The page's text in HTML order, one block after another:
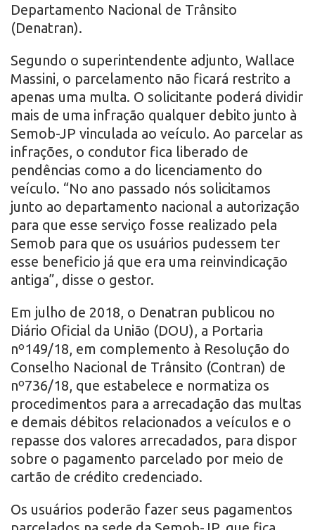
Departamento Nacional de Trânsito
(Denatran).
Segundo o superintendente adjunto, Wallace
Massini, o parcelamento não ficará restrito a
apenas uma multa. O solicitante poderá dividir
mais de uma infração qualquer debito junto à
Semob-JP vinculada ao veículo. Ao parcelar as
infrações, o condutor fica liberado de
pendências como a do licenciamento do
veículo. “No ano passado nós solicitamos
junto ao departamento nacional a autorização
para que esse serviço fosse realizado pela
Semob para que os usuários pudessem ter
esse beneficio já que era uma reinvindicação
antiga”, disse o gestor.
Em julho de 2018, o Denatran publicou no
Diário Oficial da União (DOU), a Portaria
nº149/18, em complemento à Resolução do
Conselho Nacional de Trânsito (Contran) de
nº736/18, que estabelece e normatiza os
procedimentos para a arrecadação das multas
e demais débitos relacionados a veículos e o
repasse dos valores arrecadados, para dispor
sobre o pagamento parcelado por meio de
cartão de crédito credenciado.
Os usuários poderão fazer seus pagamentos